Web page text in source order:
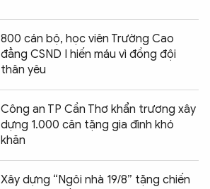
800 cán bộ, học viên Trường Cao
đẳng CSND I hiến máu vì đồng đội
thân yêu
Công an TP Cần Thơ khẩn trương xây
dựng 1.000 căn tặng gia đình khó
khăn
Xây dựng “Ngôi nhà 19/8” tặng chiến